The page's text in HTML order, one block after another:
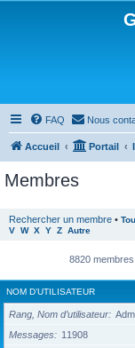
FAQ Nous
Accueil Portail
Membres
Rechercher un membre •
V W X Y Z Autre
8820 membres
NOM D’UTILISATEUR
Rang, Nom d’utilisateur
Messages
11908